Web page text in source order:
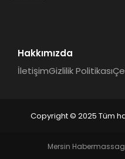
Hakkımızda
İletişimGizlilik Politikası
Copyright © 2025 Tüm
Mersin Haber